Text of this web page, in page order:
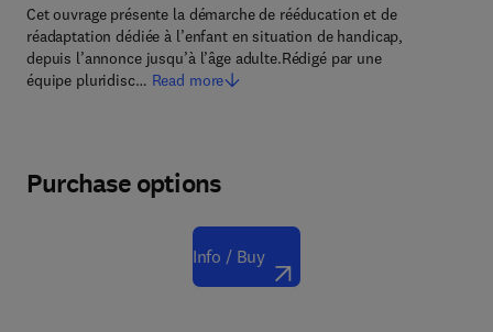
Cet ouvrage présente la démarche de rééducation et de
réadaptation dédiée à l’enfant en situation de handicap,
depuis l’annonce jusqu’à l’âge adulte.Rédigé par une
équipe pluridisc… Read more
Purchase options
Info / Buy